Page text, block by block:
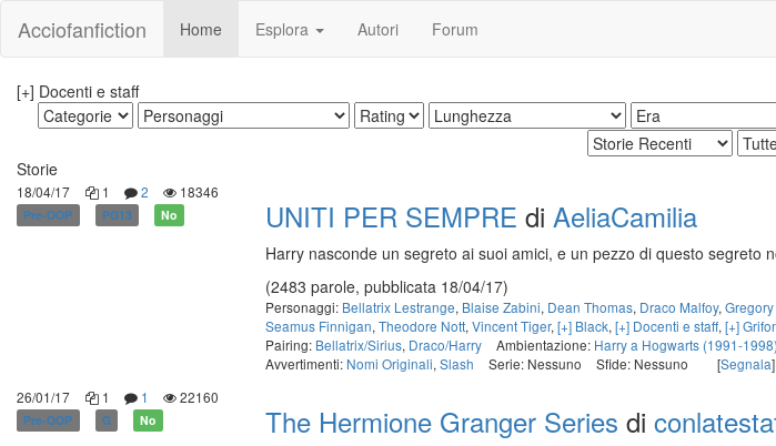
Acciofanfiction Home Esplora Autori Forum
[+] Docenti e staff
Storie
18/04/17 1 2 18346
Pre-OOP PG13 No UNITI PER SEMPRE di AeliaCamilia
Harry nasconde un segreto ai suoi amici, e un pezzo di questo segreto
(2483 parole, pubblicata 18/04/17)
Personaggi: Bellatrix Lestrange, Blaise Zabini, Dean Thomas, Draco Malfoy,
Seamus Finnigan, Theodore Nott, Vincent Tiger, [+] Black, [+] Docenti e staff, [+]
Pairing: Bellatrix/Sirius, Draco/Harry Ambientazione: Harry a Hogwarts (1991-1998)
Avvertimenti: Nomi Originali, Slash Serie: Nessuno Sfide: Nessuno [Segnala]
26/01/17
1 1 22160
Pre-OOP G No The Hermione Granger Series di